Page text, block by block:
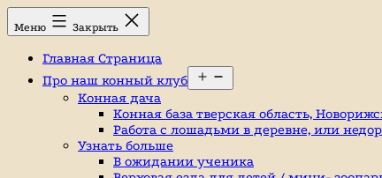
Перейти
к
Конный
клуб,
Ромашково,
лошади,
Меню Закрыть
Главная Страница
Про наш конный клуб
меню
Конная дача
Конная база тверская область,
Работа с лошадьми в деревне, или
Узнать больше
В ожидании ученика